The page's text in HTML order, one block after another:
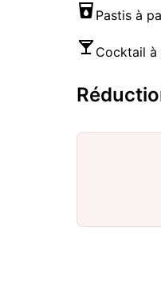
Pastis à
Cocktail